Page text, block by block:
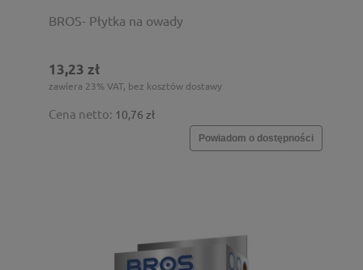
BROS- Płytka na owady
13,23 zł
zawiera 23% VAT, bez kosztów dostawy
Cena netto: 10,76 zł
Powiadom o dostępności